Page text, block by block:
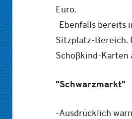
Euro.
-Ebenfalls bereits
Sitzplatz-Bereich.
Schoßkind-Karten
"Schwarzmarkt"
-Ausdrücklich